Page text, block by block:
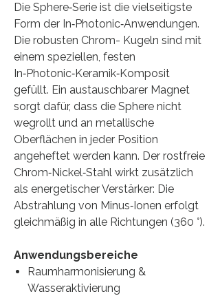
Die Sphere‑Serie ist die vielseitigste
Form der In‑Photonic‑Anwendungen.
Die robusten Chrom- Kugeln sind mit
einem speziellen, festen
In‑Photonic‑Keramik‑Komposit
gefüllt. Ein austauschbarer Magnet
sorgt dafür, dass die Sphere nicht
wegrollt und an metallische
Oberflächen in jeder Position
angeheftet werden kann. Der rostfreie
Chrom‑Nickel‑Stahl wirkt zusätzlich
als energetischer Verstärker: Die
Abstrahlung von Minus‑Ionen erfolgt
gleichmäßig in alle Richtungen (360 °).
Anwendungsbereiche
Raumharmonisierung &
Wasseraktivierung